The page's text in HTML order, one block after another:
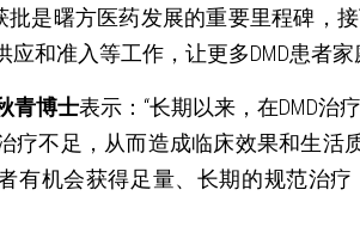
批是曙方医药发展的重要里程碑，
和准入等工作，让更多DMD患者家
青博士表示：“长期以来，在DMD治
疗不足，从而造成临床效果和生活
有机会获得足量、长期的规范治